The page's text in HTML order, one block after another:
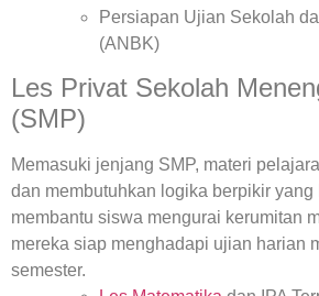
Persiapan Ujian Sekolah
(ANBK)
Les Privat Sekolah
(SMP)
Memasuki jenjang SMP, materi
dan membutuhkan logika berpikir yang
membantu siswa mengurai kerumitan
mereka siap menghadapi ujian harian
semester.